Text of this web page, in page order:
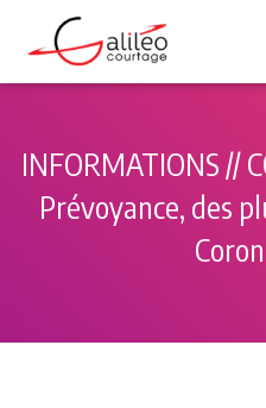
INFORMATIONS //
Prévoyance, des